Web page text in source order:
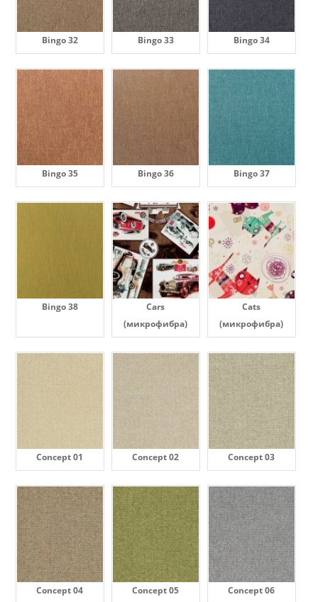
Bingo 32 Bingo 33 Bingo 34
Bingo 35 Bingo 36 Bingo 37
Bingo 38
Cars
(микрофибра)
Cats
(микрофибра)
Concept 01 Concept 02 Concept 03
Concept 04 Concept 05 Concept 06